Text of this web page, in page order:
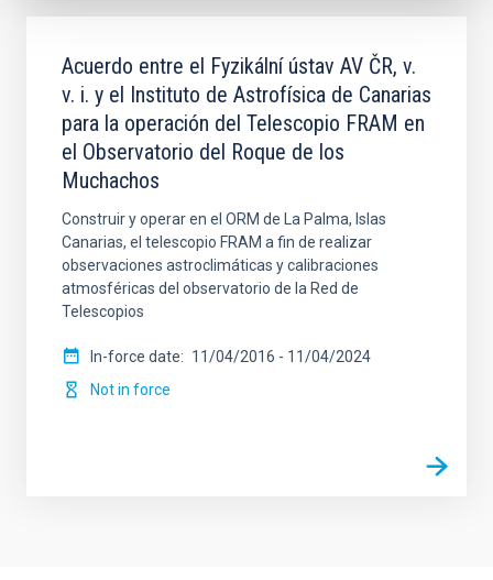
Acuerdo entre el Fyzikální ústav AV ČR, v.
v. i. y el Instituto de Astrofísica de Canarias
para la operación del Telescopio FRAM en
el Observatorio del Roque de los
Muchachos
Construir y operar en el ORM de La Palma, Islas
Canarias, el telescopio FRAM a fin de realizar
observaciones astroclimáticas y calibraciones
atmosféricas del observatorio de la Red de
Telescopios
In-force date 11/04/2016 - 11/04/2024
Not in force